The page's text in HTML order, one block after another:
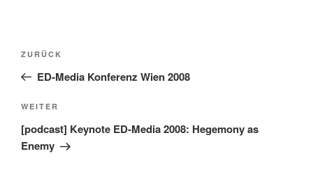
Beitragsnavigation
Vorheriger
Beitrag
ZURÜCK
ED-Media Konferenz Wien 2008
Nächster
Beitrag
WEITER
[podcast] Keynote ED-Media 2008: Hegemony as
Enemy